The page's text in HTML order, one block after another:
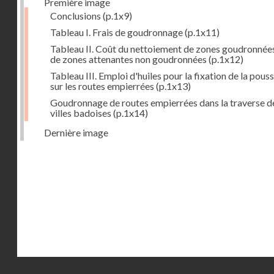
Conclusions (p.1x9)
Tableau I. Frais de goudronnage(p.1x11)
Tableau II. Coût du nettoiement de zones
de zones attenantes non goudronnées (p.1x12)
Tableau III. Emploi d'huiles pour la fixation de la
sur les routes empierrées (p.1x13)
Goudronnage de routes empierrées dans la traverse
villes badoises (p.1x14)
Dernière image